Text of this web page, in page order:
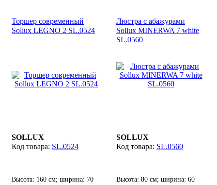
Торшер современный
Sollux LEGNO 2 SL.0524
SOLLUX
SL.0524
Высота: 160 см; ширина: 70
Люстра с абажурами
Sollux MINERWA 7 white
SL.0560
SOLLUX
SL.0560
Высота: 80 см; ширина: 60